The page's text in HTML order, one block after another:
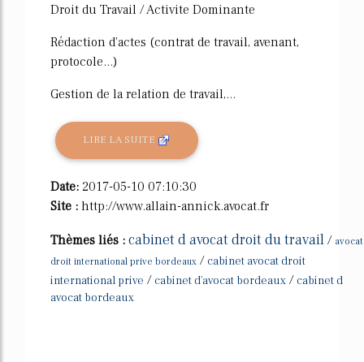
Droit du Travail / Activite Dominante
Rédaction d'actes (contrat de travail, avenant,
protocole...)
Gestion de la relation de travail,...
LIRE LA SUITE
Date: 2017-05-10 07:10:30
Site : http://www.allain-annick.avocat.fr
Thèmes liés : cabinet d avocat droit du travail / avocat
droit international prive bordeaux / cabinet avocat droit
international prive / cabinet d'avocat bordeaux / cabinet d
avocat bordeaux